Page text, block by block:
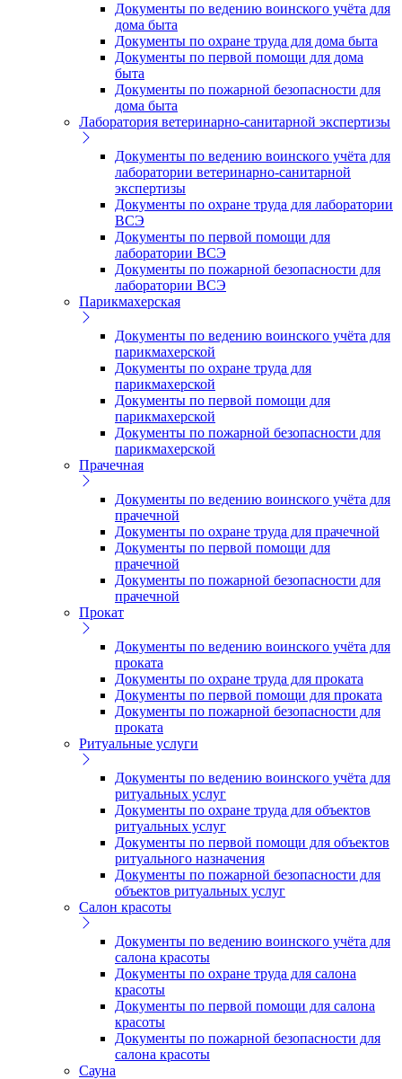
Документы по ведению воинского учёта для
дома быта
Документы по охране труда для дома быта
Документы по первой помощи для дома
быта
Документы по пожарной безопасности для
дома быта
Лаборатория ветеринарно-санитарной экспертизы
Документы по ведению воинского учёта для
лаборатории ветеринарно-санитарной
экспертизы
Документы по охране труда для лаборатории
ВСЭ
Документы по первой помощи для
лаборатории ВСЭ
Документы по пожарной безопасности для
лаборатории ВСЭ
Парикмахерская
Документы по ведению воинского учёта для
парикмахерской
Документы по охране труда для
парикмахерской
Документы по первой помощи для
парикмахерской
Документы по пожарной безопасности для
парикмахерской
Прачечная
Документы по ведению воинского учёта для
прачечной
Документы по охране труда для прачечной
Документы по первой помощи для
прачечной
Документы по пожарной безопасности для
прачечной
Прокат
Документы по ведению воинского учёта для
проката
Документы по охране труда для проката
Документы по первой помощи для проката
Документы по пожарной безопасности для
проката
Ритуальные услуги
Документы по ведению воинского учёта для
ритуальных услуг
Документы по охране труда для объектов
ритуальных услуг
Документы по первой помощи для объектов
ритуального назначения
Документы по пожарной безопасности для
объектов ритуальных услуг
Салон красоты
Документы по ведению воинского учёта для
салона красоты
Документы по охране труда для салона
красоты
Документы по первой помощи для салона
красоты
Документы по пожарной безопасности для
салона красоты
Сауна